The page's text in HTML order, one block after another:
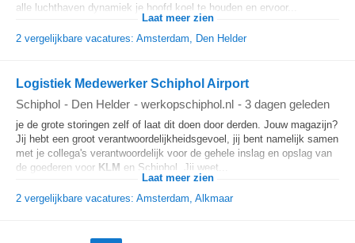
alle luchthaven dynamiek je hoofd koel te houden en ervoor...
Laat meer zien
2 vergelijkbare vacatures: Amsterdam, Den Helder
Logistiek Medewerker Schiphol Airport
Schiphol - Den Helder - werkopschiphol.nl - 3 dagen geleden
je de grote storingen zelf of laat dit doen door derden. Jouw magazijn?
Jij hebt een groot verantwoordelijkheidsgevoel, jij bent namelijk samen
met je collega's verantwoordelijk voor de gehele inslag en opslag van
de goederen voor KLM en Schiphol. Jij weet...
Laat meer zien
2 vergelijkbare vacatures: Amsterdam, Alkmaar